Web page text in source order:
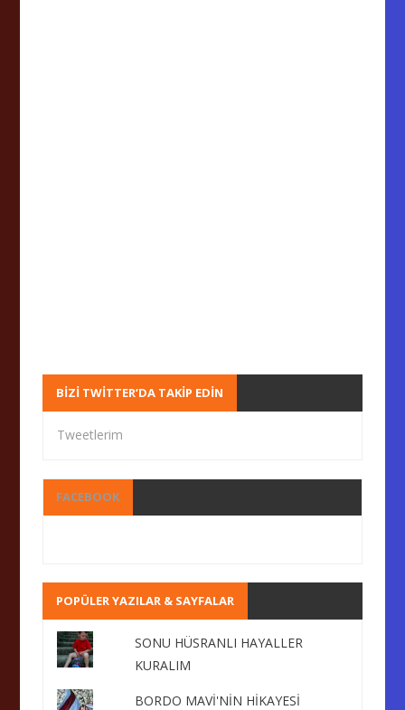
BIZI TWITTER’DA TAKIP EDIN
Tweetlerim
FACEBOOK
POPÜLER YAZILAR & SAYFALAR
SONU HÜSRANLI HAYALLER
KURALIM
BORDO MAVİ'NİN HİKAYESİ